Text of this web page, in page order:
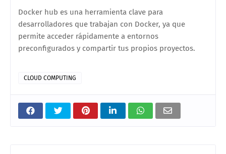
Docker hub es una herramienta clave para
desarrolladores que trabajan con Docker, ya que
permite acceder rápidamente a entornos
preconfigurados y compartir tus propios proyectos.
CLOUD COMPUTING